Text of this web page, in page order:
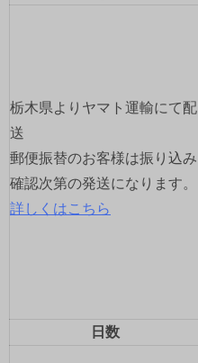
ン
栃木県よりヤマト運輸にて配
送
郵便振替のお客様は振り込み
確認次第の発送になります。
詳しくはこちら
日数